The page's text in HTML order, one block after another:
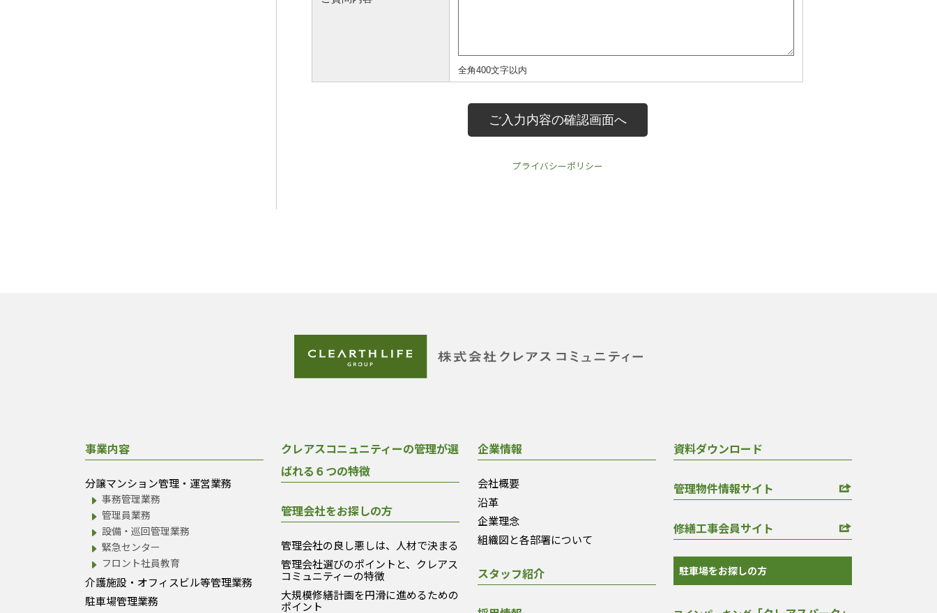
プライバシーポリシー
事業内容
分譲マンション管理・運営業務
事務管理業務
管理員業務
設備・巡回管理業務
緊急センター
フロント社員教育
介護施設・オフィスビル等管理業務
駐車場管理業務
クレアスコニュニティーの管理が選
ばれる６つの特徴
管理会社をお探しの方
管理会社の良し悪しは、人材で決まる
管理会社選びのポイントと、クレアス
コミュニティーの特徴
大規模修繕計画を円滑に進めるための
ポイント
企業情報
会社概要
沿革
企業理念
組織図と各部署について
スタッフ紹介
資料ダウンロード
管理物件情報サイト
修繕工事会員サイト
駐車場をお探しの方